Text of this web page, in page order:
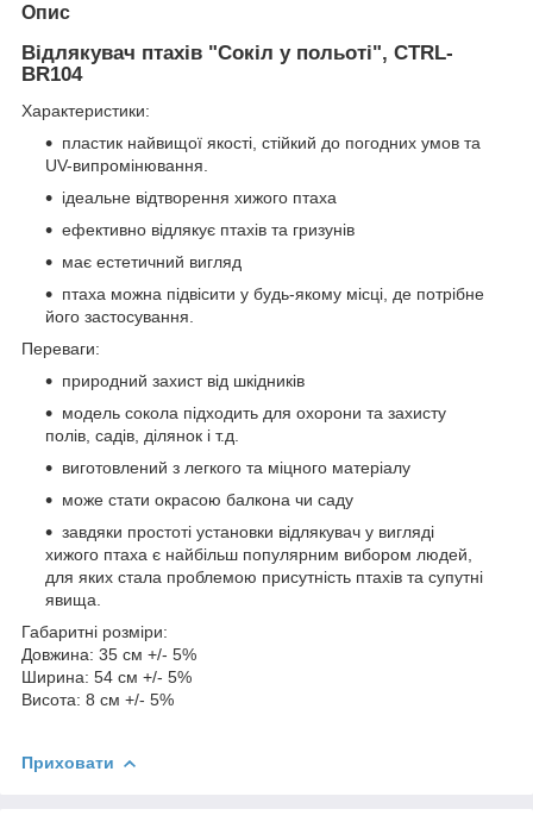
Опис
Відлякувач птахів "Сокіл у польоті", CTRL-
BR104
Характеристики:
пластик найвищої якості, стійкий до погодних умов та
UV-випромінювання.
ідеальне відтворення хижого птаха
ефективно відлякує птахів та гризунів
має естетичний вигляд
птаха можна підвісити у будь-якому місці, де потрібне
його застосування.
Переваги:
природний захист від шкідників
модель сокола підходить для охорони та захисту
полів, садів, ділянок і т.д.
виготовлений з легкого та міцного матеріалу
може стати окрасою балкона чи саду
завдяки простоті установки відлякувач у вигляді
хижого птаха є найбільш популярним вибором людей,
для яких стала проблемою присутність птахів та супутні
явища.
Габаритні розміри:
Довжина: 35 см +/- 5%
Ширина: 54 см +/- 5%
Висота: 8 см +/- 5%
Приховати